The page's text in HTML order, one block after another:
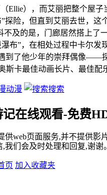
Ellie），而艾丽把整个
险，但直到艾丽去世，
及的是，门廊居然搭上
布”，在相处过程中卡尔
到了他少年的崇拜偶像——
卡最佳动画长片、最佳配
动漫 搜索
记在线观看-免费
web页面服务,并不提供影
们会及时处理和回复,谢谢。
页 加入收藏夹